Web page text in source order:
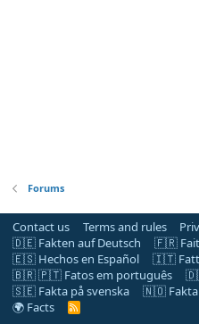
Forums
Contact us Terms and rules
🇩🇪 Fakten auf Deutsch
🇫🇷
🇪🇸 Hechos en Español
🇮🇹
🇧🇷 🇵🇹 Fatos em português
🇸🇪 Fakta på svenska
🇳🇴 Fakta
🌍 Facts
R